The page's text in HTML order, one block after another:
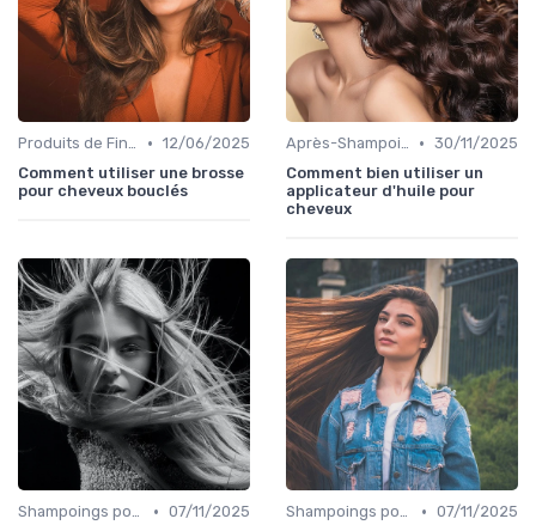
Produits de Finition et de Coiffage • 12/06/2025
Comment utiliser une brosse
pour cheveux bouclés
Après-Shampoings et Masques • 30/11/2025
Comment bien utiliser un
applicateur d'huile pour
cheveux
Shampoings pour Cheveux Colorés • 07/11/2025
Shampoings pour Cheveux Colorés • 07/11/2025